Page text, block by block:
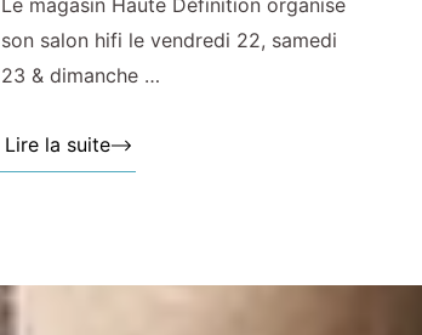
Le magasin Haute Définition organise
son salon hifi le vendredi 22, samedi
23 & dimanche …
Lire la suite »